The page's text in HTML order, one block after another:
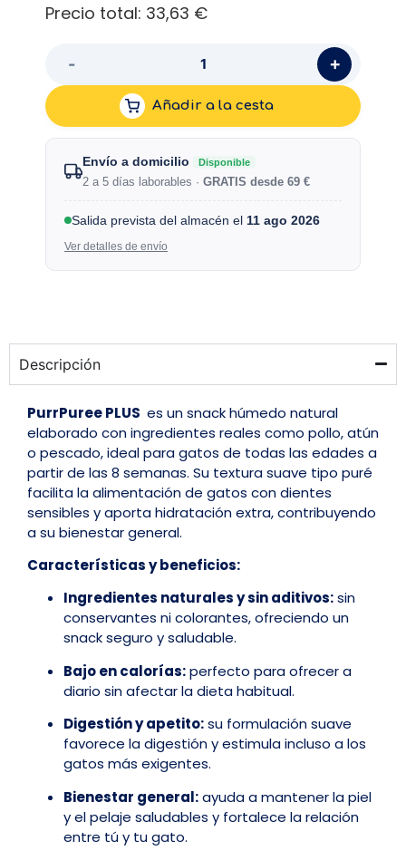
Precio total: 33,63 €
- +
Añadir a la cesta
Envío a domicilio Disponible
2 a 5 días laborables · GRATIS desde 69 €
Salida prevista del almacén el 11 ago 2026
Ver detalles de envío
Descripción
PurrPuree PLUS es un snack húmedo natural
elaborado con ingredientes reales como pollo, atún
o pescado, ideal para gatos de todas las edades a
partir de las 8 semanas. Su textura suave tipo puré
facilita la alimentación de gatos con dientes
sensibles y aporta hidratación extra, contribuyendo
a su bienestar general.
Características y beneficios:
Ingredientes naturales y sin aditivos:sin
conservantes ni colorantes, ofreciendo un
snack seguro y saludable.
Bajo en calorías:perfecto para ofrecer a
diario sin afectar la dieta habitual.
Digestión y apetito:su formulación suave
favorece la digestión y estimula incluso a los
gatos más exigentes.
Bienestar general:ayuda a mantener la piel
y el pelaje saludables y fortalece la relación
entre tú y tu gato.